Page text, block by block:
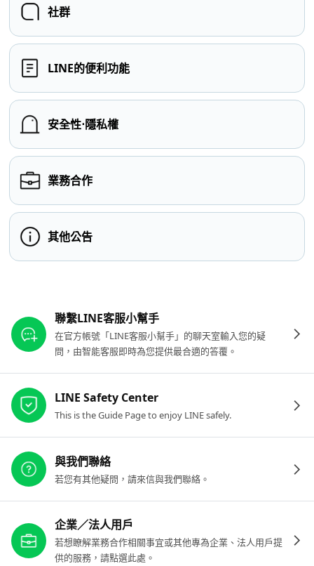
社群
LINE的便利功能
安全性⋅隱私權
業務合作
其他公告
聯繫LINE客服小幫手
在官方帳號「LINE客服小幫手」的聊天室輸入您的疑
問，由智能客服即時為您提供最合適的答覆。
LINE Safety Center
This is the Guide Page to enjoy LINE safely.
與我們聯絡
若您有其他疑問，請來信與我們聯絡。
企業／法人用戶
若想瞭解業務合作相關事宜或其他專為企業、法人用戶提
供的服務，請點選此處。